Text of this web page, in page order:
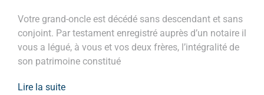
Votre grand-oncle est décédé sans descendant et sans
conjoint. Par testament enregistré auprès d’un notaire il
vous a légué, à vous et vos deux frères, l’intégralité de
son patrimoine constitué
Lire la suite